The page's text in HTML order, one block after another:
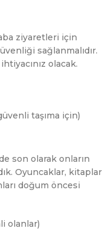
ziyaretleri için
sağlanmalıdır.
olacak.
taşıma için)
son olarak onların
Oyuncaklar, kitaplar
doğum öncesi
olanlar)